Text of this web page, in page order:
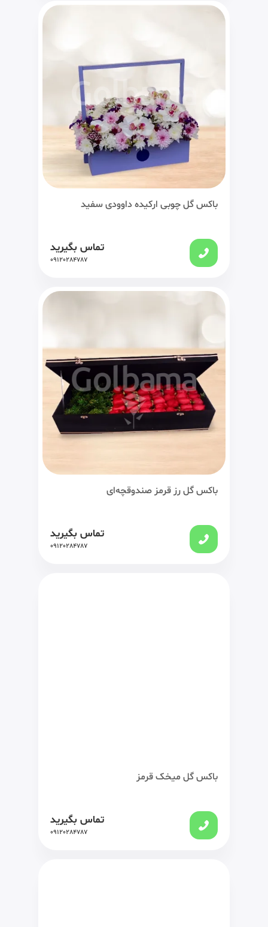
باکس گل چوبی ارکیده داوودی سفید
تماس بگیرید
09120284787
باکس گل رز قرمز صندوقچه‌ای
تماس بگیرید
09120284787
باکس گل میخک قرمز
تماس بگیرید
09120284787